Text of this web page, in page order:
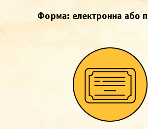
Форма: електронна або